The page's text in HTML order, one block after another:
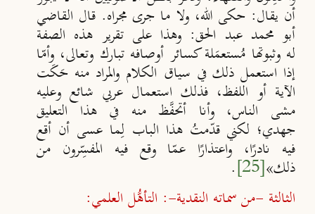
أن يقال: حكى الله، ولا ما جرى مجراه. قال القاضي
أبو محمد عبد الحق: وهذا على تقرير هذه الصفة
لهوثبوتها مُستعمَلة كسائر أوصافه تبارك وتعالى، وأما
إذا استعمل ذلك في سياق الكلام والمراد منه حَكَت
الآية أو اللفظ، فذلك استعمالعربي شائع وعليه
مشى الناس، وأنا أتحفَظ منه في هذا التعليق
جهدي؛ لكني قدمتُ هذا الباب لِما عسى أن أقع
فيه نادرًا، واعتذارًا عما وقع فيه المفسِّرون من
ذلك»[25]
.
الثالثة -من سماته النقدية-: التأهُّل العلمي: